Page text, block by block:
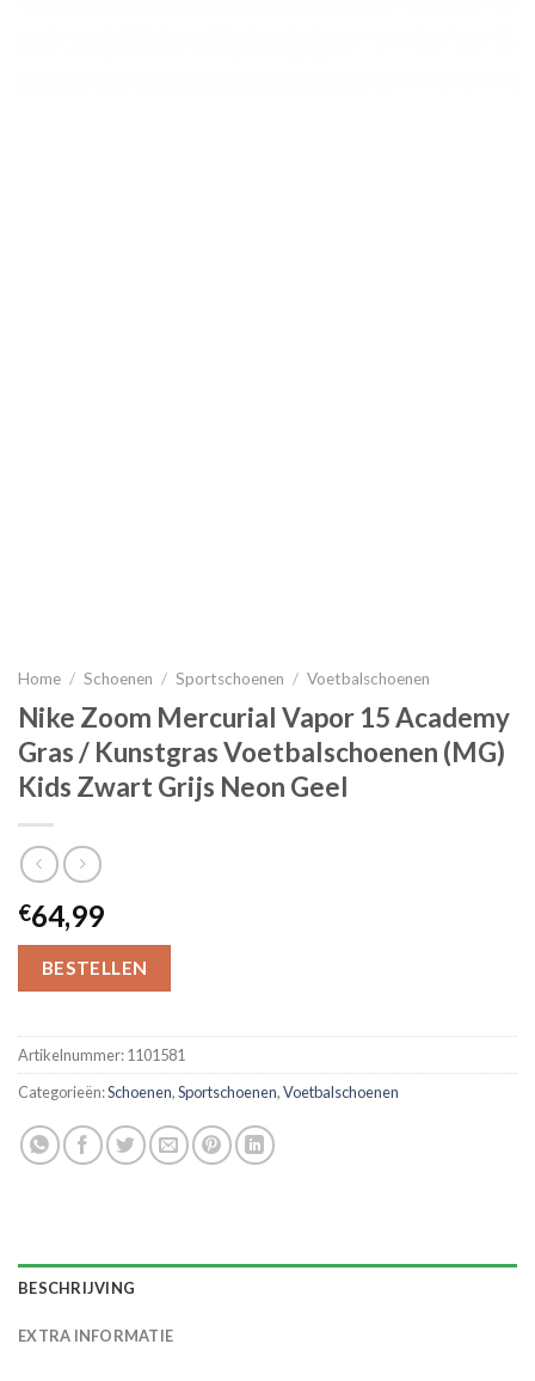
Home / Schoenen / Sportschoenen / Voetbalschoenen
Nike Zoom Mercurial Vapor 15 Academy
Gras / Kunstgras Voetbalschoenen (MG)
Kids Zwart Grijs Neon Geel
€64,99
BESTELLEN
Artikelnummer:1101581
Categorieën:Schoenen,Sportschoenen,Voetbalschoenen
BESCHRIJVING
EXTRA INFORMATIE